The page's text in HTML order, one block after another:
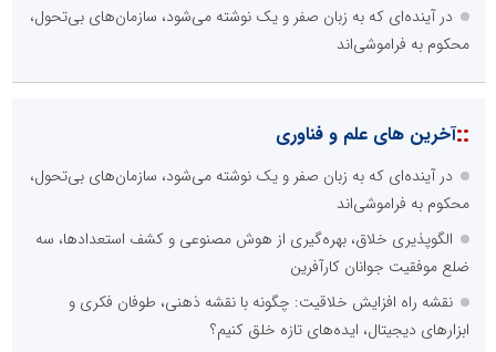
در آینده‌ای که به زبان صفر و یک نوشته می‌شود، سازمان‌های بی‌تحول،
محکوم به فراموشی‌اند
::آخرین های علم و فناوری
در آینده‌ای که به زبان صفر و یک نوشته می‌شود، سازمان‌های بی‌تحول،
محکوم به فراموشی‌اند
الگوپذیری خلاق، بهره‌گیری از هوش مصنوعی و کشف استعدادها، سه
ضلع موفقیت جوانان کارآفرین
نقشه راه افزایش خلاقیت: چگونه با نقشه ذهنی، طوفان فکری و
ابزارهای دیجیتال، ایده‌های تازه خلق کنیم؟